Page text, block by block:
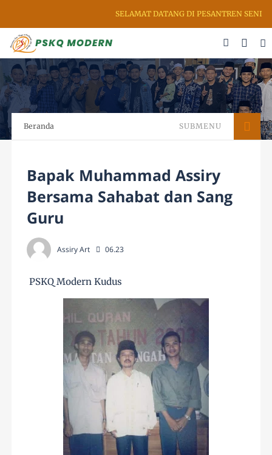
SELAMAT DATANG DI PESANTREN SENI
Beranda SUBMENU
Bapak Muhammad Assiry
Bersama Sahabat dan Sang
Guru
Assiry Art 06.23
PSKQ Modern Kudus